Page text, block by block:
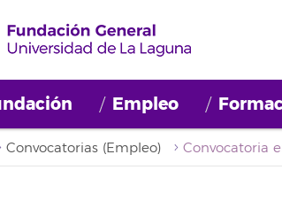
Empleo
Convocatorias (Empleo)